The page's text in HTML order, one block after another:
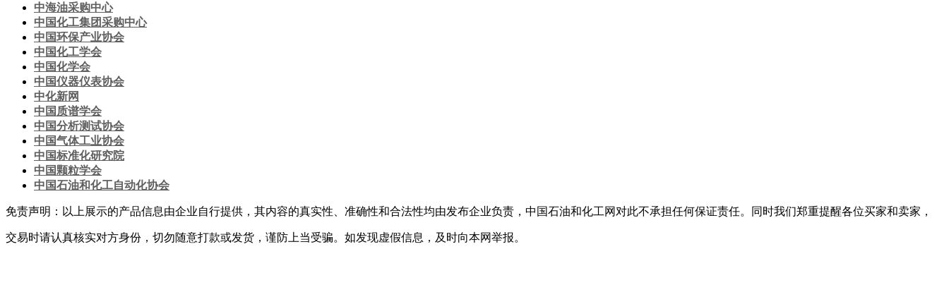
中海油采购中心
中国化工集团采购中心
中国环保产业协会
中国化工学会
中国化学会
中国仪器仪表协会
中化新网
中国质谱学会
中国分析测试协会
中国气体工业协会
中国标准化研究院
中国颗粒学会
中国石油和化工自动化协会
免责声明：以上展示的产品信息由企业自行提供，其内容的真实性、准确性和合法性均由发布企业负责，中国石油和化工网对此不承担任何保证责任。同时我们郑重提醒各位买家和卖家，
交易时请认真核实对方身份，切勿随意打款或发货，谨防上当受骗。如发现虚假信息，及时向本网举报。